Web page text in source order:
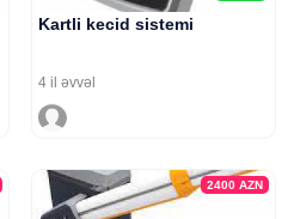
Kartli kecid sistemi
4 il əvvəl
2400 AZN